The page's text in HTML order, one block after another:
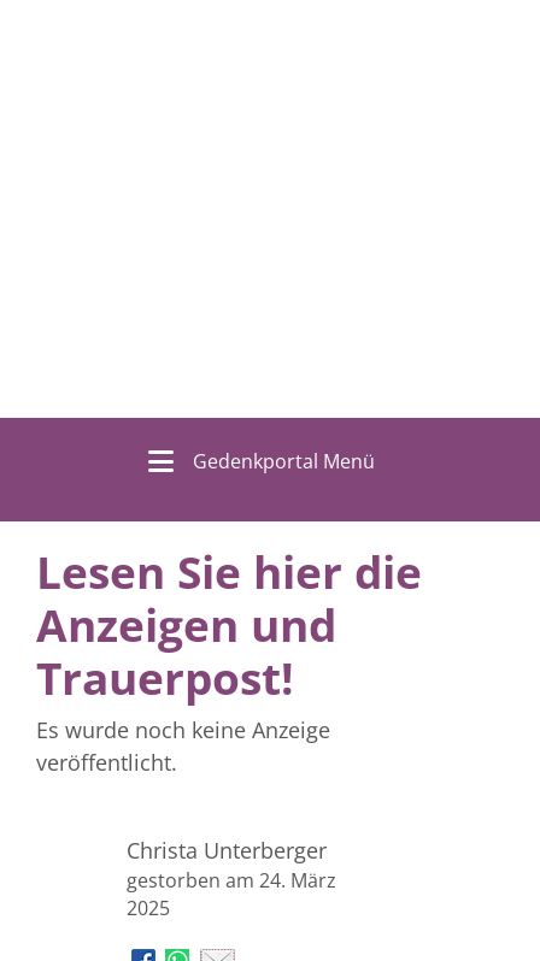
Gedenkportal Menü
Lesen Sie hier die
Anzeigen und
Trauerpost!
Es wurde noch keine Anzeige
veröffentlicht.
Christa Unterberger
gestorben am 24. März
2025